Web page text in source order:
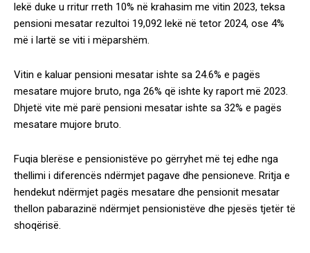
lekë duke u rritur rreth 10% në krahasim me vitin 2023, teksa
pensioni mesatar rezultoi 19,092 lekë në tetor 2024, ose 4%
më i lartë se viti i mëparshëm.
Vitin e kaluar pensioni mesatar ishte sa 24.6% e pagës
mesatare mujore bruto, nga 26% që ishte ky raport më 2023.
Dhjetë vite më parë pensioni mesatar ishte sa 32% e pagës
mesatare mujore bruto.
Fuqia blerëse e pensionistëve po gërryhet më tej edhe nga
thellimi i diferencës ndërmjet pagave dhe pensioneve. Rritja e
hendekut ndërmjet pagës mesatare dhe pensionit mesatar
thellon pabarazinë ndërmjet pensionistëve dhe pjesës tjetër të
shoqërisë.